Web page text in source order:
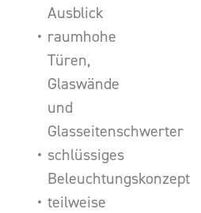
Ausblick
raumhohe
Türen,
Glaswände
und
Glasseitenschwerter
schlüssiges
Beleuchtungskonzept
teilweise